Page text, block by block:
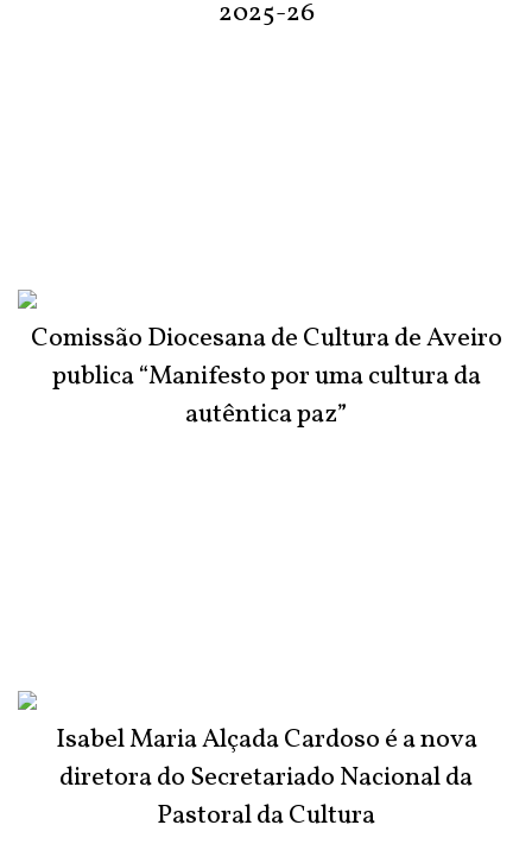
2025-26
Comissão Diocesana de Cultura de Aveiro
publica “Manifesto por uma cultura da
autêntica paz”
Isabel Maria Alçada Cardoso é a nova
diretora do Secretariado Nacional da
Pastoral da Cultura